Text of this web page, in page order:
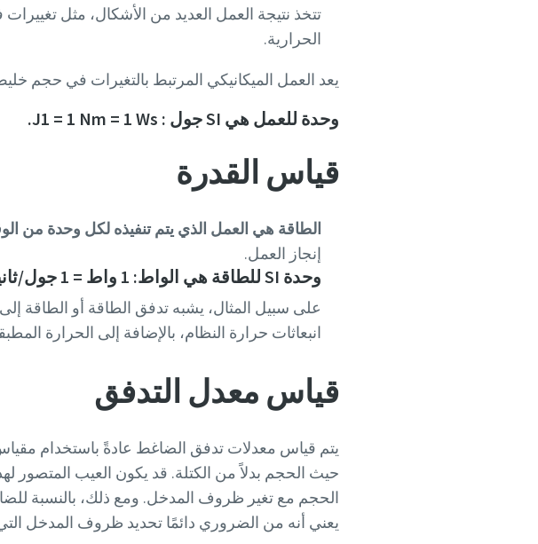
تتخذ نتيجة العمل العديد من الأشكال، مثل تغييرات
الحرارية.
يعد العمل الميكانيكي المرتبط بالتغيرات في حجم
وحدة للعمل هي SI جول : J1 = 1 Nm = 1 Ws.
قياس القدرة
الطاقة هي العمل الذي يتم تنفيذه لكل وحدة من
إنجاز العمل.
وحدة SI للطاقة هي الواط: 1 واط = 1 جول/ثانية.
على سبيل المثال، يشبه تدفق الطاقة أو الطاقة
انبعاثات حرارة النظام، بالإضافة إلى الحرارة
قياس معدل التدفق
يتم قياس معدلات تدفق الضاغط عادةً باستخدام
حيث الحجم بدلاً من الكتلة. قد يكون العيب المتصور
الحجم مع تغير ظروف المدخل. ومع ذلك، بالنسبة
يعني أنه من الضروري دائمًا تحديد ظروف المدخل